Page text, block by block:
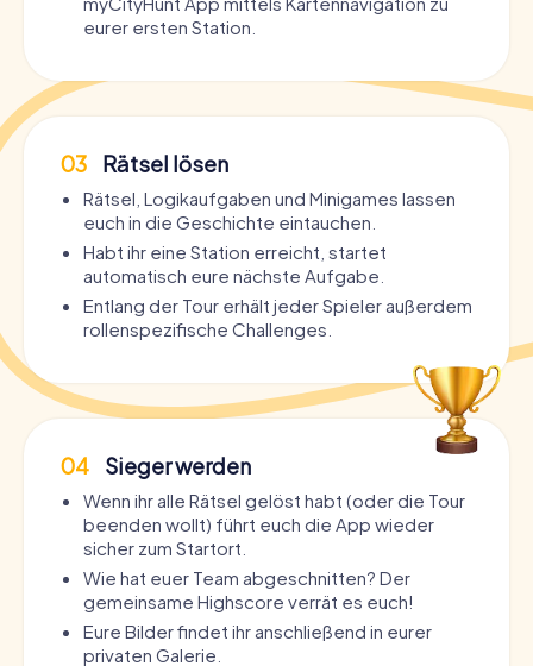
eurer ersten Station.
03 Rätsel lösen
Rätsel, Logikaufgaben und Minigames lassen
euch in die Geschichte eintauchen.
Habt ihr eine Station erreicht, startet
automatisch eure nächste Aufgabe.
Entlang der Tour erhält jeder Spieler außerdem
rollenspezifische Challenges.
04 Sieger werden
Wenn ihr alle Rätsel gelöst habt (oder die Tour
beenden wollt) führt euch die App wieder
sicher zum Startort.
Wie hat euer Team abgeschnitten? Der
gemeinsame Highscore verrät es euch!
Eure Bilder findet ihr anschließend in eurer
privaten Galerie.